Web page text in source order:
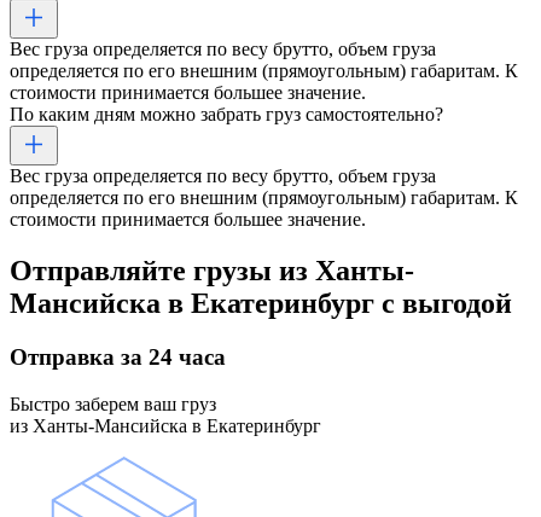
Вес груза определяется по весу брутто, объем груза
определяется по его внешним (прямоугольным) габаритам. К
стоимости принимается большее значение.
По каким дням можно забрать груз самостоятельно?
Вес груза определяется по весу брутто, объем груза
определяется по его внешним (прямоугольным) габаритам. К
стоимости принимается большее значение.
Отправляйте грузы из Ханты-
Мансийска в Екатеринбург с выгодой
Отправка за 24 часа
Быстро заберем ваш груз
из Ханты-Мансийска в Екатеринбург